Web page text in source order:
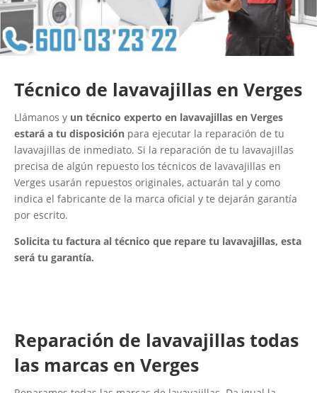
Técnico de lavavajillas en Verges
Llámanos y un técnico experto en lavavajillas en Verges
estará a tu disposición para ejecutar la reparación de tu
lavavajillas de inmediato. Si la reparación de tu lavavajillas
precisa de algún repuesto los técnicos de lavavajillas en
Verges usarán repuestos originales, actuarán tal y como
indica el fabricante de la marca oficial y te dejarán garantía
por escrito.
Solicita tu factura al técnico que repare tu lavavajillas, esta
será tu garantía.
Reparación de lavavajillas todas
las marcas en Verges